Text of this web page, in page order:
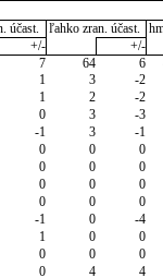
účast. ľahko zran. účast.
+/- +/-
7 64 6
1 3 -2
1 2 -2
0 3 -3
-1 3 -1
0 0 0
0 0 0
0 0 0
0 0 0
-1 0 -4
1 0 0
0 0 0
0 4 4